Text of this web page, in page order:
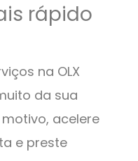
rápido
na OLX
da sua
acelere
e preste